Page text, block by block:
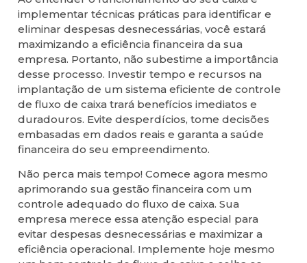
implementar técnicas práticas para identificar e
eliminar despesas desnecessárias, você estará
maximizando a eficiência financeira da sua
empresa. Portanto, não subestime a importância
desse processo. Investir tempo e recursos na
implantação de um sistema eficiente de controle
de fluxo de caixa trará benefícios imediatos e
duradouros. Evite desperdícios, tome decisões
embasadas em dados reais e garanta a saúde
financeira do seu empreendimento.
Não perca mais tempo! Comece agora mesmo
aprimorando sua gestão financeira com um
controle adequado do fluxo de caixa. Sua
empresa merece essa atenção especial para
evitar despesas desnecessárias e maximizar a
eficiência operacional. Implemente hoje mesmo